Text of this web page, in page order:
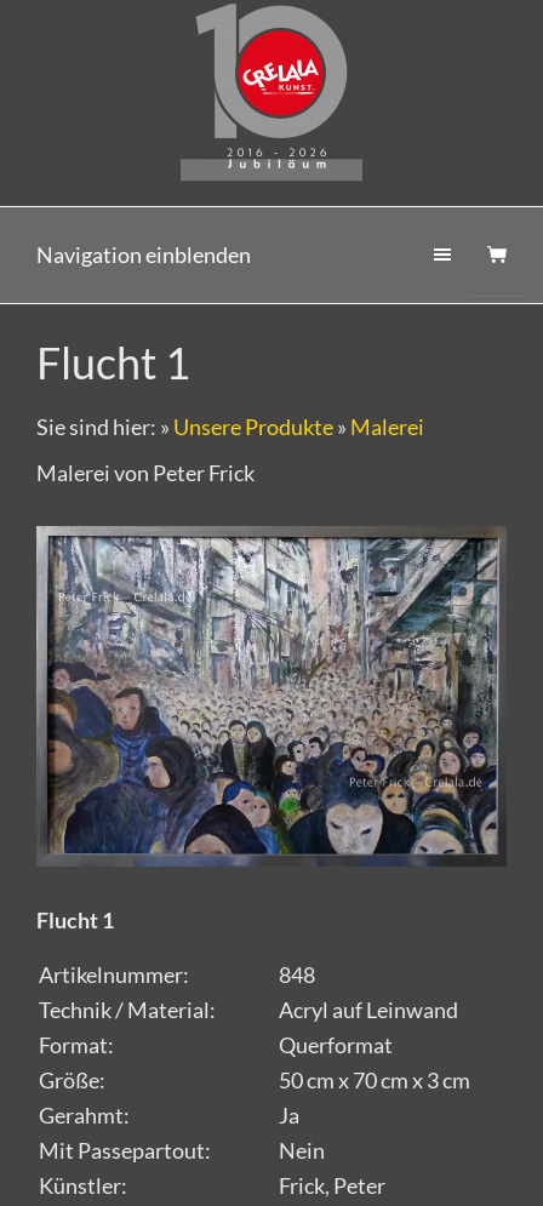
Navigation einblenden
Flucht 1
Sie sind hier: » Unsere Produkte» Malerei
Malerei von Peter Frick
Flucht 1
Artikelnummer:
848
Technik / Material:
Acryl auf Leinwand
Format:
Querformat
Größe:
50 cm x 70 cm x 3 cm
Gerahmt:
Ja
Mit Passepartout:
Nein
Künstler:
Frick, Peter